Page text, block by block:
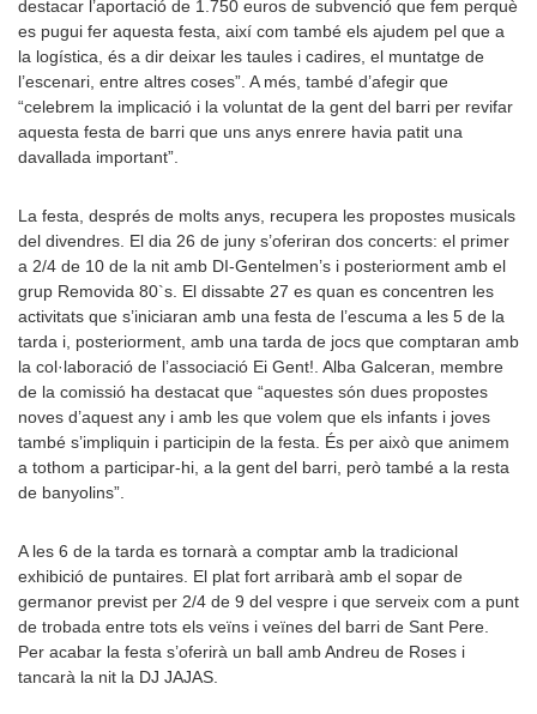
destacar l’aportació de 1.750 euros de subvenció que fem perquè
es pugui fer aquesta festa, així com també els ajudem pel que a
la logística, és a dir deixar les taules i cadires, el muntatge de
l’escenari, entre altres coses”. A més, també d’afegir que
“celebrem la implicació i la voluntat de la gent del barri per revifar
aquesta festa de barri que uns anys enrere havia patit una
davallada important”.
La festa, després de molts anys, recupera les propostes musicals
del divendres. El dia 26 de juny s’oferiran dos concerts: el primer
a 2/4 de 10 de la nit amb DI-Gentelmen’s i posteriorment amb el
grup Removida 80`s. El dissabte 27 es quan es concentren les
activitats que s’iniciaran amb una festa de l’escuma a les 5 de la
tarda i, posteriorment, amb una tarda de jocs que comptaran amb
la col·laboració de l’associació Ei Gent!. Alba Galceran, membre
de la comissió ha destacat que “aquestes són dues propostes
noves d’aquest any i amb les que volem que els infants i joves
també s’impliquin i participin de la festa. És per això que animem
a tothom a participar-hi, a la gent del barri, però també a la resta
de banyolins”.
A les 6 de la tarda es tornarà a comptar amb la tradicional
exhibició de puntaires. El plat fort arribarà amb el sopar de
germanor previst per 2/4 de 9 del vespre i que serveix com a punt
de trobada entre tots els veïns i veïnes del barri de Sant Pere.
Per acabar la festa s’oferirà un ball amb Andreu de Roses i
tancarà la nit la DJ JAJAS.